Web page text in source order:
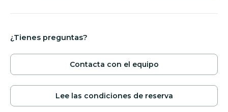
¿Tienes preguntas?
Contacta con el equipo
Lee las condiciones de reserva